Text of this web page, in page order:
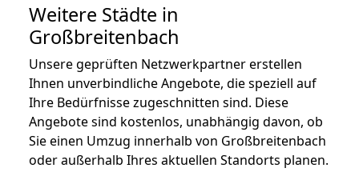
Weitere Städte in
Großbreitenbach
Unsere geprüften Netzwerkpartner erstellen
Ihnen unverbindliche Angebote, die speziell auf
Ihre Bedürfnisse zugeschnitten sind. Diese
Angebote sind kostenlos, unabhängig davon, ob
Sie einen Umzug innerhalb von Großbreitenbach
oder außerhalb Ihres aktuellen Standorts planen.